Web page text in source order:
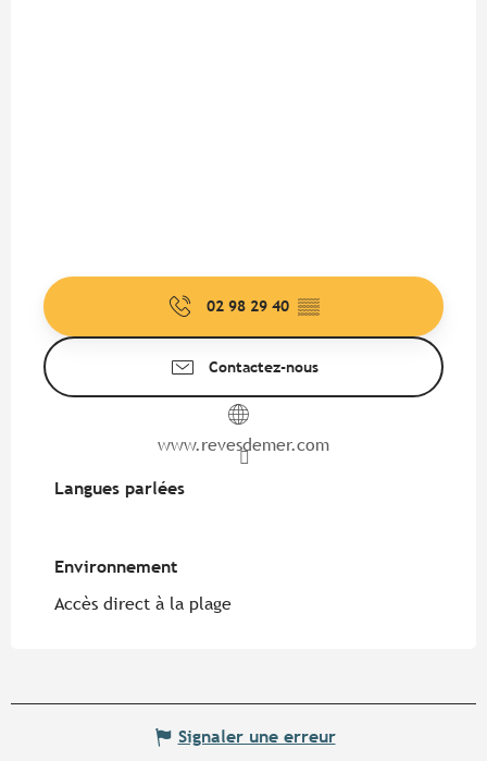
02 98 29 40 ▒▒
Contactez-nous
www.revesdemer.com
Langues parlées
Langues parlées
Environnement
Environnement
Accès direct à la plage
Signaler une erreur